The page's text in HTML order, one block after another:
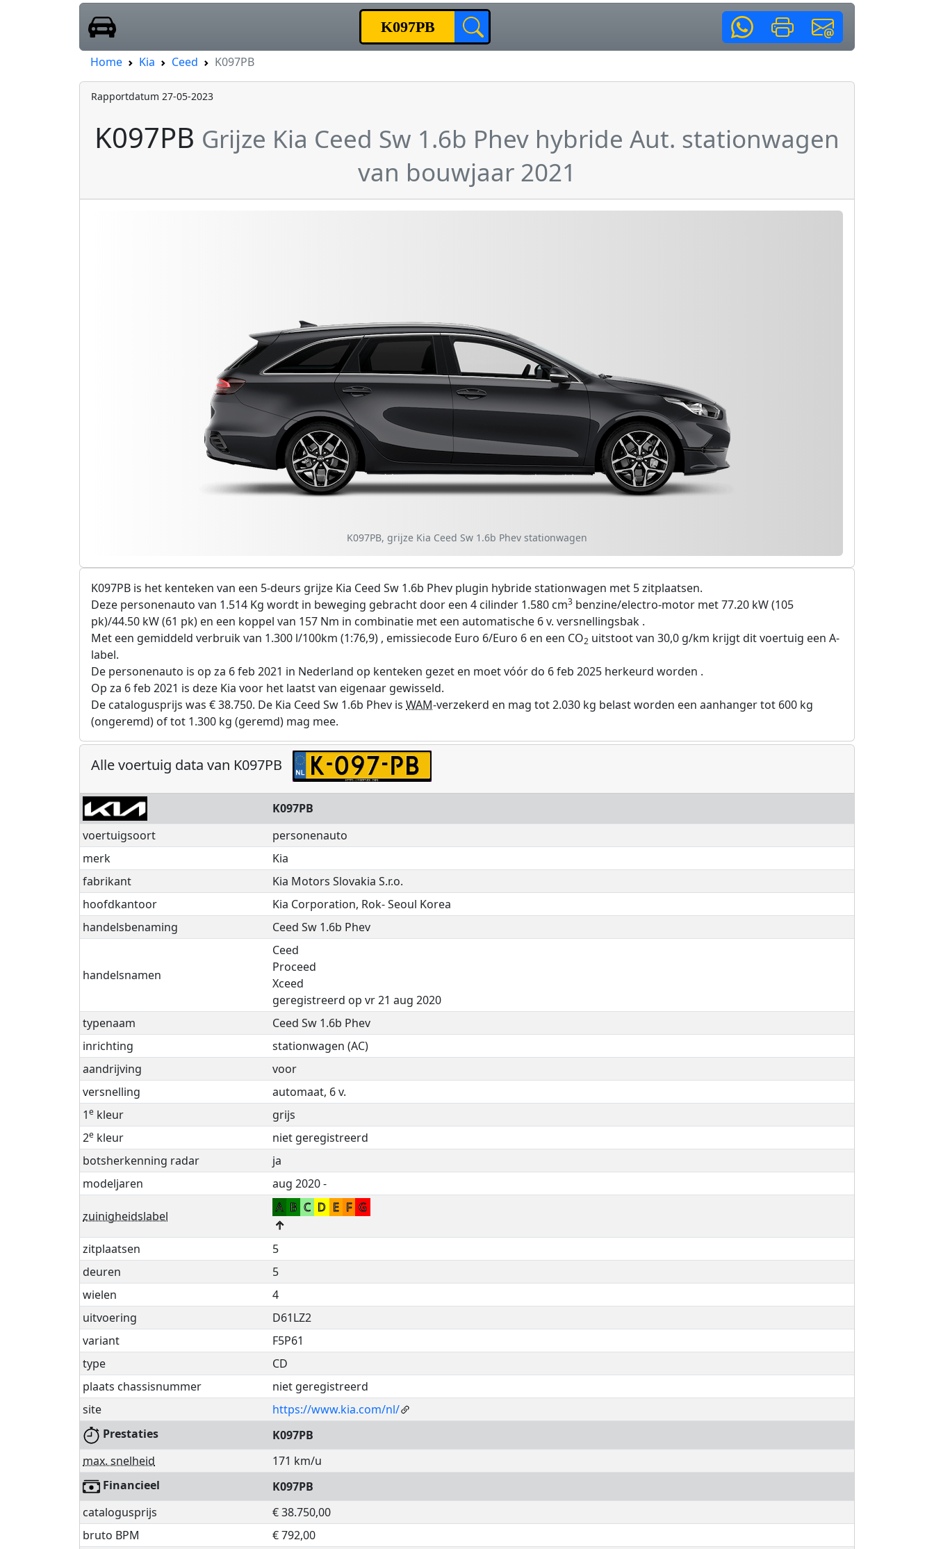
Home Kia Ceed K097PB
Rapportdatum 27-05-2023
K097PB Grijze Kia Ceed Sw 1.6b Phev hybride Aut. stationwagen
van bouwjaar 2021
K097PB, grijze Kia Ceed Sw 1.6b Phev stationwagen
K097PB is het kenteken van een 5-deurs grijze Kia Ceed Sw 1.6b Phev plugin hybride stationwagen met 5 zitplaatsen.
Deze personenauto van 1.514 Kg wordt in beweging gebracht door een 4 cilinder 1.580 cm3 benzine/electro-motor met 77.20 kW (105
pk)/44.50 kW (61 pk) en een koppel van 157 Nm in combinatie met een automatische 6 v. versnellingsbak .
Met een gemiddeld verbruik van 1.300 l/100km (1:76,9) , emissiecode Euro 6/Euro 6 en een CO2 uitstoot van 30,0 g/km krijgt dit voertuig een A-
label.
De personenauto is op za 6 feb 2021 in Nederland op kenteken gezet en moet vóór do 6 feb 2025 herkeurd worden .
Op za 6 feb 2021 is deze Kia voor het laatst van eigenaar gewisseld.
De catalogusprijs was € 38.750. De Kia Ceed Sw 1.6b Phev is WAM-verzekerd en mag tot 2.030 kg belast worden een aanhanger tot 600 kg
(ongeremd) of tot 1.300 kg (geremd) mag mee.
Alle voertuig data van K097PB
K097PB
voertuigsoort
personenauto
merk
Kia
fabrikant
Kia Motors Slovakia S.r.o.
hoofdkantoor
Kia Corporation, Rok- Seoul Korea
handelsbenaming
Ceed Sw 1.6b Phev
handelsnamen
Ceed
Proceed
Xceed
geregistreerd op vr 21 aug 2020
typenaam
Ceed Sw 1.6b Phev
inrichting
stationwagen (AC)
aandrijving
voor
versnelling
automaat, 6 v.
1e kleur
grijs
2e kleur
niet geregistreerd
botsherkenning radar
ja
modeljaren
aug 2020 -
zuinigheidslabel
A B C D E F G
↑
zitplaatsen
5
deuren
5
wielen
4
uitvoering
D61LZ2
variant
F5P61
type
CD
plaats chassisnummer
niet geregistreerd
site
https://www.kia.com/nl/
Prestaties
K097PB
max. snelheid
171 km/u
Financieel
K097PB
catalogusprijs
€ 38.750,00
bruto BPM
€ 792,00